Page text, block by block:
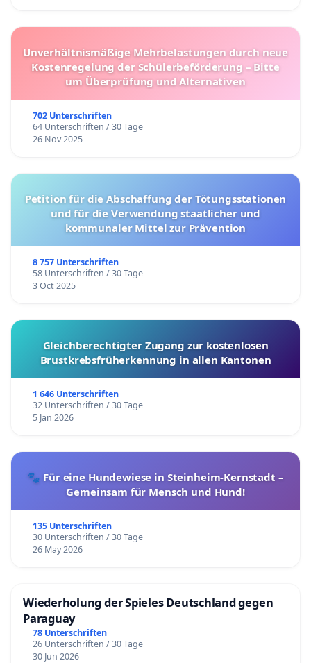
Unverhältnismäßige Mehrbelastungen durch neue
Kostenregelung der Schülerbeförderung – Bitte
um Überprüfung und Alternativen
702 Unterschriften
64 Unterschriften / 30 Tage
26 Nov 2025
Petition für die Abschaffung der Tötungsstationen
und für die Verwendung staatlicher und
kommunaler Mittel zur Prävention
8 757 Unterschriften
58 Unterschriften / 30 Tage
3 Oct 2025
Gleichberechtigter Zugang zur kostenlosen
Brustkrebsfrüherkennung in allen Kantonen
1 646 Unterschriften
32 Unterschriften / 30 Tage
5 Jan 2026
🐾 Für eine Hundewiese in Steinheim-Kernstadt –
Gemeinsam für Mensch und Hund!
135 Unterschriften
30 Unterschriften / 30 Tage
26 May 2026
Wiederholung der Spieles Deutschland gegen
Paraguay
78 Unterschriften
26 Unterschriften / 30 Tage
30 Jun 2026